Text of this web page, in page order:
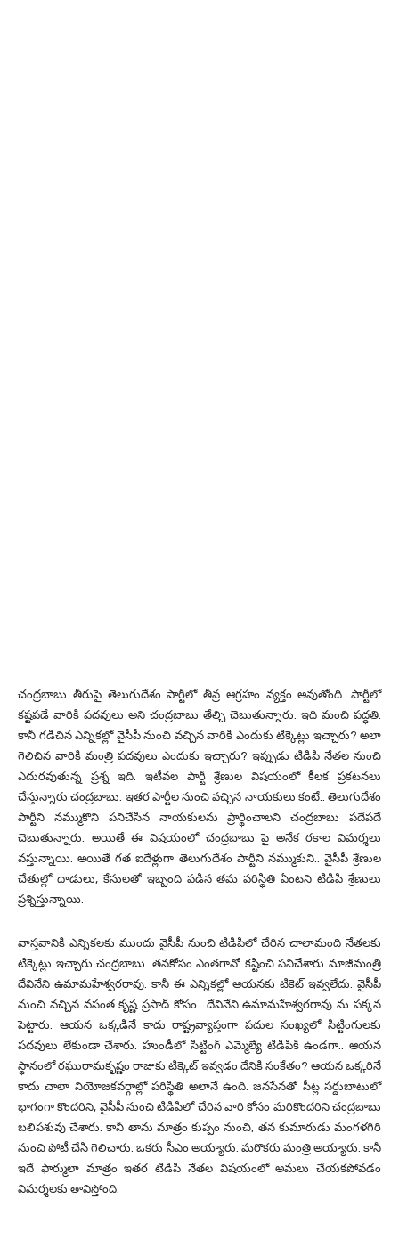
చంద్రబాబు తీరుపై తెలుగుదేశం పార్టీలో తీవ్ర ఆగ్రహం వ్యక్తం అవుతోంది. పార్టీలో
కష్టపడే వారికి పదవులు అని చంద్రబాబు తేల్చి చెబుతున్నారు. ఇది మంచి పద్ధతి.
కానీ గడిచిన ఎన్నికల్లో వైసీపీ నుంచి వచ్చిన వారికి ఎందుకు టిక్కెట్లు ఇచ్చారు? అలా
గెలిచిన వారికి మంత్రి పదవులు ఎందుకు ఇచ్చారు? ఇప్పుడు టిడిపి నేతల నుంచి
ఎదురవుతున్న ప్రశ్న ఇది. ఇటీవల పార్టీ శ్రేణుల విషయంలో కీలక ప్రకటనలు
చేస్తున్నారు చంద్రబాబు. ఇతర పార్టీల నుంచి వచ్చిన నాయకులు కంటే.. తెలుగుదేశం
పార్టీని నమ్ముకొని పనిచేసిన నాయకులను ప్రార్థించాలని చంద్రబాబు పదేపదే
చెబుతున్నారు. అయితే ఈ విషయంలో చంద్రబాబు పై అనేక రకాల విమర్శలు
వస్తున్నాయి. అయితే గత ఐదేళ్లుగా తెలుగుదేశం పార్టీని నమ్ముకుని.. వైసీపీ శ్రేణుల
చేతుల్లో దాడులు, కేసులతో ఇబ్బంది పడిన తమ పరిస్థితి ఏంటని టిడిపి శ్రేణులు
ప్రశ్నిస్తున్నాయి.
వాస్తవానికి ఎన్నికలకు ముందు వైసీపీ నుంచి టిడిపిలో చేరిన చాలామంది నేతలకు
టిక్కెట్లు ఇచ్చారు చంద్రబాబు. తనకోసం ఎంతగానో కష్టించి పనిచేశారు మాజీమంత్రి
దేవినేని ఉమామహేశ్వరరావు. కానీ ఈ ఎన్నికల్లో ఆయనకు టికెట్ ఇవ్వలేదు. వైసీపీ
నుంచి వచ్చిన వసంత కృష్ణ ప్రసాద్ కోసం.. దేవినేని ఉమామహేశ్వరరావు ను పక్కన
పెట్టారు. ఆయన ఒక్కడినే కాదు రాష్ట్రవ్యాప్తంగా పదుల సంఖ్యలో సిట్టింగులకు
పదవులు లేకుండా చేశారు. హుండీలో సిట్టింగ్ ఎమ్మెల్యే టిడిపికి ఉండగా.. ఆయన
స్థానంలో రఘురామకృష్ణం రాజుకు టిక్కెట్ ఇవ్వడం దేనికి సంకేతం? ఆయన ఒక్కరినే
కాదు చాలా నియోజకవర్గాల్లో పరిస్థితి అలానే ఉంది. జనసేనతో సీట్ల సర్దుబాటులో
భాగంగా కొందరిని, వైసీపీ నుంచి టిడిపిలో చేరిన వారి కోసం మరికొందరిని చంద్రబాబు
బలిపశువు చేశారు. కానీ తాను మాత్రం కుప్పం నుంచి, తన కుమారుడు మంగళగిరి
నుంచి పోటీ చేసి గెలిచారు. ఒకరు సీఎం అయ్యారు. మరొకరు మంత్రి అయ్యారు. కానీ
ఇదే ఫార్ములా మాత్రం ఇతర టిడిపి నేతల విషయంలో అమలు చేయకపోవడం
విమర్శలకు తావిస్తోంది.